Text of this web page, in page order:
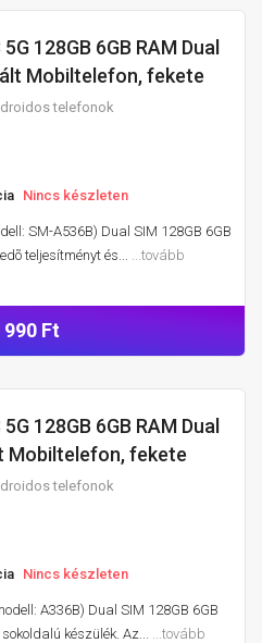
128GB 6GB RAM Dual
Mobiltelefon, fekete
telefonok
Nincs készleten
SM-A536B) Dual SIM 128GB 6GB
teljesítményt és... ...tovább
990 Ft
128GB 6GB RAM Dual
Mobiltelefon, fekete
telefonok
Nincs készleten
A336B) Dual SIM 128GB 6GB
készülék. Az... ...tovább